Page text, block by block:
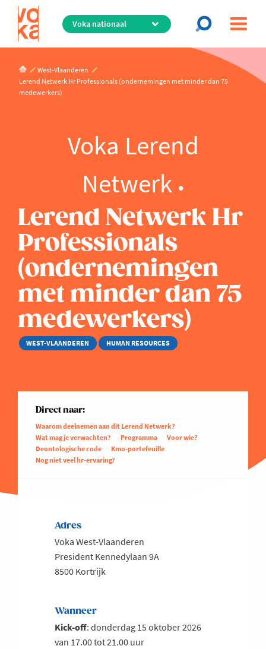
Overslaan
de
inhoud
West-Vlaanderen
Lerend Netwerk Hr Professionals (ondernemingen met minder dan 75
medewerkers)
Voka Lerend
Netwerk
Lerend Netwerk Hr
Professionals
(ondernemingen
met minder dan 75
medewerkers)
WEST-VLAANDEREN HUMAN RESOURCES
Direct naar:
Waarom deelnemen aan dit Lerend Netwerk?
Wat mag je verwachten?
Programma
Voor wie?
Deontologische code
Kmo-portefeuille
Nog niet veel hr-ervaring?
Adres
Voka West-Vlaanderen
President Kennedylaan 9A
8500 Kortrijk
Wanneer
Kick-off: donderdag 15 oktober 2026
van 17.00 tot 21.00 uur